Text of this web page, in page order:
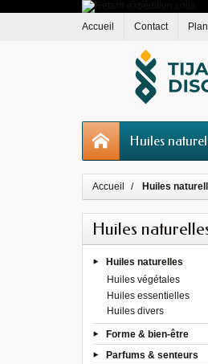
Accueil Contact
Huiles
Accueil Huiles
Huiles
Huiles naturelles
Huiles végétales
Huiles essentielles
Huiles divers
Forme & bien-être
Parfums & senteurs